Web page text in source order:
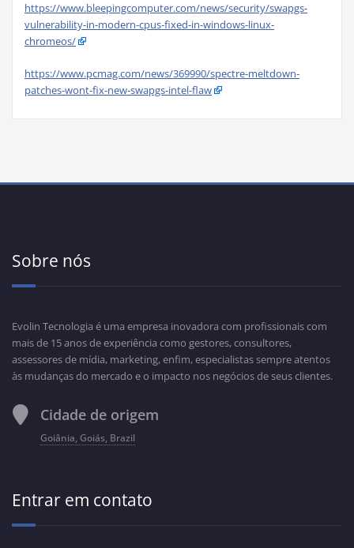
https://www.bleepingcomputer.com/news/security/swapgs-
vulnerability-in-modern-cpus-fixed-in-windows-linux-
chromeos/
https://www.pcmag.com/news/369990/spectre-meltdown-
patches-wont-fix-new-swapgs-intel-flaw
Sobre nós
Evolin Tecnologia é uma empresa inovadora com profissionais com
mais de 15 anos de experiência como gestores, consultores,
assessores de mídia, marketing, enfim, especialistas sempre atentos
às mudanças do mercado e o impacto nos negócios de seus clientes.
Cidade de origem
Goiânia, Goiás, Brazil
Entrar em contato